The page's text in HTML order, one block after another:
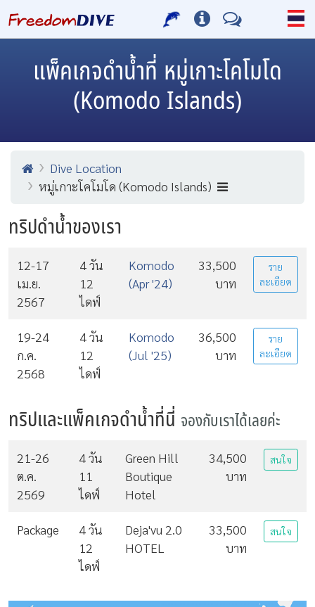
แพ็คเกจดำน้ำที่ หมู่เกาะโคโมโด
(Komodo Islands)
Dive Location
หมู่เกาะโคโมโด (Komodo Islands)
ทริปดำน้ำของเรา
12-17
เม.ย.
2567
4 วัน
12
ไดฟ์
Komodo
(Apr '24)
33,500
บาท
ราย
ละเอียด
19-24
ก.ค.
2568
4 วัน
12
ไดฟ์
Komodo
(Jul '25)
36,500
บาท
ราย
ละเอียด
ทริปและแพ็คเกจดำน้ำที่นี่ จองกับเราได้เลยค่ะ
21-26
ต.ค.
2569
4 วัน
11
ไดฟ์
Green Hill
Boutique
Hotel
34,500
บาท
สนใจ
Package
4 วัน
12
ไดฟ์
Deja'vu 2.0
HOTEL
33,500
บาท
สนใจ